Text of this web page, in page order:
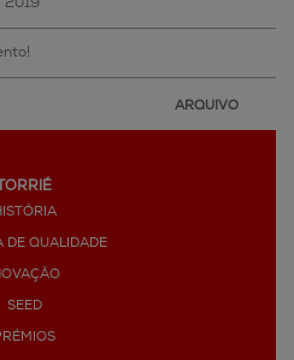
2019
ARQUIVO
TORRIÉ
DE QUALIDADE
SEED